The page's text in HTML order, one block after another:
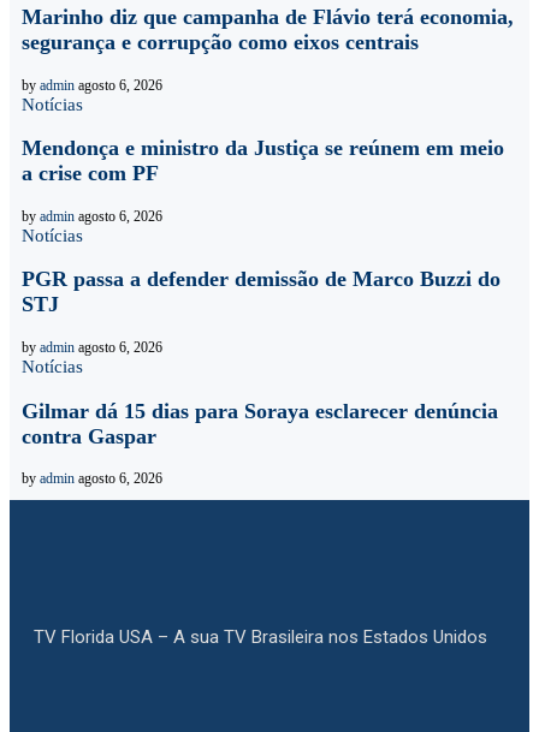
Marinho diz que campanha de Flávio terá economia,
segurança e corrupção como eixos centrais
by admin agosto 6, 2026
Notícias
Mendonça e ministro da Justiça se reúnem em meio
a crise com PF
by admin agosto 6, 2026
Notícias
PGR passa a defender demissão de Marco Buzzi do
STJ
by admin agosto 6, 2026
Notícias
Gilmar dá 15 dias para Soraya esclarecer denúncia
contra Gaspar
by admin agosto 6, 2026
TV Florida USA – A sua TV Brasileira nos Estados Unidos